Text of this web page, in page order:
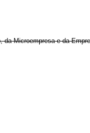
daMicroempresa e da